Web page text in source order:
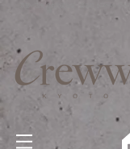
京都・四条 烏丸の美容室・美容院【Creww